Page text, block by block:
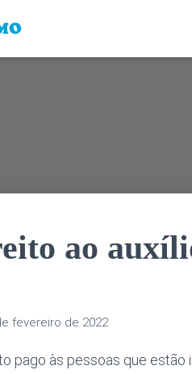
ao
fevereiro de 2022
pago às pessoas que estão